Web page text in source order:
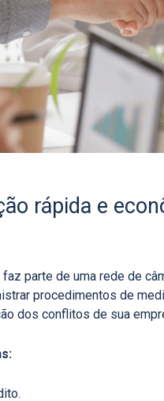
rápida e
faz parte de uma rede de
procedimentos de
dos conflitos de sua